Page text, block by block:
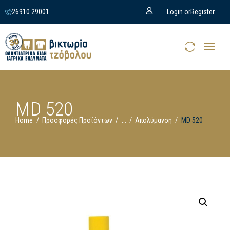
26910 29001 Login orRegister
MD 520
Home Προσφορές Προϊόντων Απολύμανση MD 520